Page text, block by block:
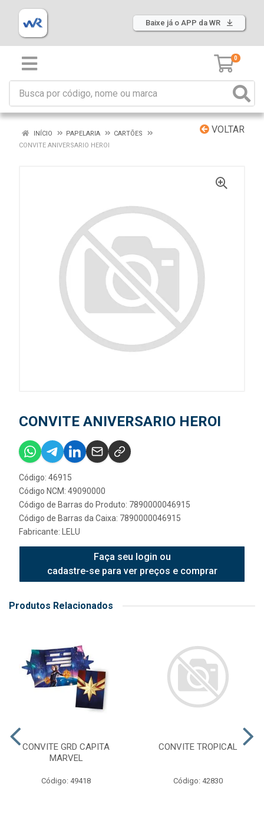
Baixe já o APP da WR
0
VOLTAR
INÍCIO PAPELARIA
CARTÕES
CONVITE ANIVERSARIO HEROI
CONVITE ANIVERSARIO HEROI
Código: 46915
Código NCM: 49090000
Código de Barras do Produto: 7890000046915
Código de Barras da Caixa: 7890000046915
Fabricante:
LELU
Faça seu login ou
cadastre-se para ver preços e comprar
Produtos Relacionados
CONVITE GRD CAPITA
MARVEL
Código: 49418
CONVITE TROPICAL
Código: 42830